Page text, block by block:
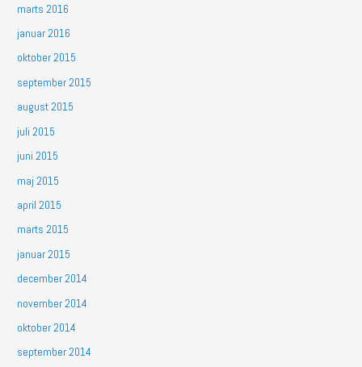
marts 2016
januar 2016
oktober 2015
september 2015
august 2015
juli 2015
juni 2015
maj 2015
april 2015
marts 2015
januar 2015
december 2014
november 2014
oktober 2014
september 2014